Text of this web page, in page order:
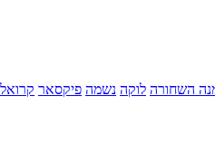
השחורה לוקה נשמה פיקסאר